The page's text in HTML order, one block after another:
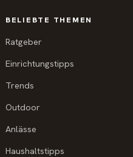
BELIEBTE THEMEN
Ratgeber
Einrichtungstipps
Trends
Outdoor
Anlässe
Haushaltstipps